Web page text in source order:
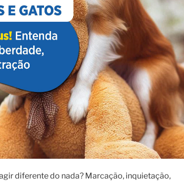
diferente do nada? Marcação, inquietação,